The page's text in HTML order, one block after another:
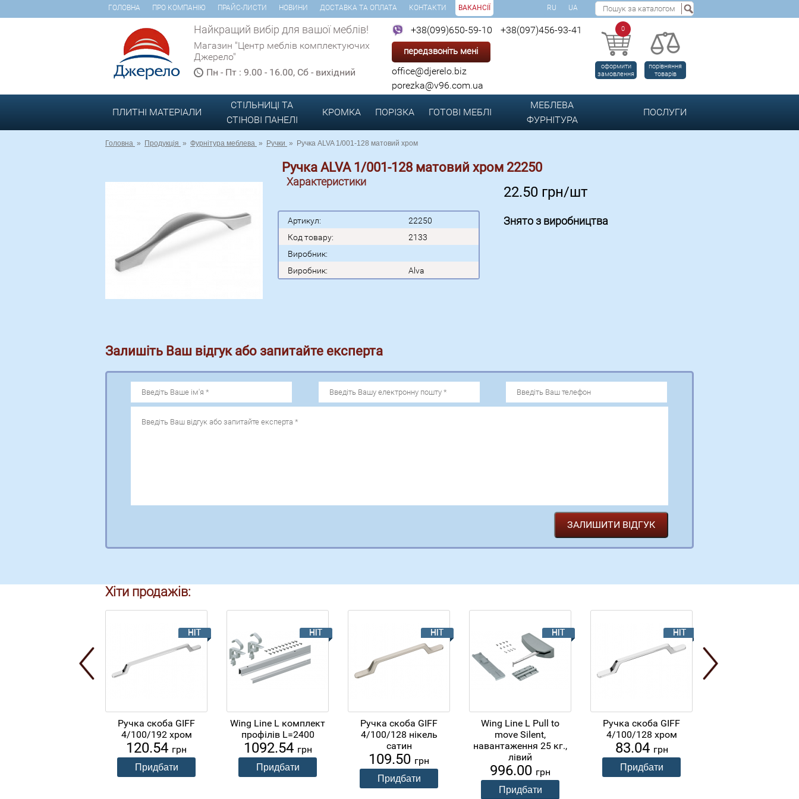
ГОЛОВНА ПРО КОМПАНІЮ ПРАЙС-ЛИСТИ НОВИНИ ДОСТАВКА ТА ОПЛАТА КОНТАКТИ ВАКАНСІЇ RU UA
Найкращий вибір для вашої меблів!
Магазин "Центр меблів комплектуючих
Джерело"
Пн - Пт : 9.00 - 16.00, Сб - вихідний
+38(099)650-59-10 +38(097)456-93-41
передзвоніть мені
office@djerelo.biz
porezka@v96.com.ua
0
оформити
замовлення
порівняння
товарів
ПЛИТНІ МАТЕРІАЛИ
СТІЛЬНИЦІ ТА
СТІНОВІ ПАНЕЛІ
КРОМКА ПОРІЗКА ГОТОВІ МЕБЛІ
МЕБЛЕВА
ФУРНІТУРА
ПОСЛУГИ
Головна » Продукція » Фурнітура меблева » Ручки » Ручка ALVA 1/001-128 матовий хром
Ручка ALVA 1/001-128 матовий хром 22250
Характеристики
Артикул:
22250
Код товару:
2133
Виробник:
Виробник:
Alva
22.50 грн/шт
Знято з виробництва
Залишіть Ваш відгук або запитайте експерта
Хіти продажів:
Ручка скоба GIFF
4/100/192 хром
120.54 грн
Wing Line L комплект
профілів L=2400
1092.54 грн
Ручка скоба GIFF
4/100/128 нікель
сатин
109.50 грн
Wing Line L Pull to
move Silent,
навантаження 25 кг.,
лівий
996.00 грн
Ручка скоба GIFF
4/100/128 хром
83.04 грн